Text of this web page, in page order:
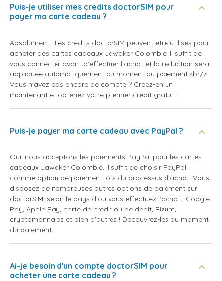
Puis-je utiliser mes credits doctorSIM pour
payer ma carte cadeau ?
Absolument ! Les credits doctorSIM peuvent etre utilises pour
acheter des cartes cadeaux Jawaker Colombie. Il suffit de
vous connecter avant d'effectuer l'achat et la reduction sera
appliquee automatiquement au moment du paiement.<br/>
Vous n'avez pas encore de compte ? Creez-en un
maintenant et obtenez votre premier credit gratuit !
Puis-je payer ma carte cadeau avec PayPal ?
Oui, nous acceptons les paiements PayPal pour les cartes
cadeaux Jawaker Colombie. Il suffit de choisir PayPal
comme option de paiement lors du processus d'achat. Vous
disposez de nombreuses autres options de paiement sur
doctorSIM, selon le pays d'ou vous effectuez l'achat : Google
Pay, Apple Pay, carte de credit ou de debit, Bizum,
cryptomonnaies et bien d'autres ! Decouvrez-les au moment
du paiement.
Ai-je besoin d'un compte doctorSIM pour
acheter une carte cadeau ?